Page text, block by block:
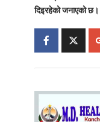
दिइरहेको जनाएको छ।